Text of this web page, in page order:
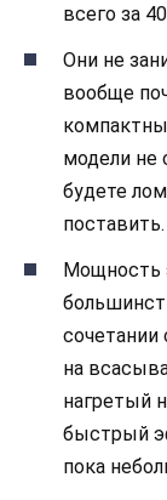
всего за
Они не
вообще
модели
будете
поставить.
Мощность
на
нагретый
быстрый
пока